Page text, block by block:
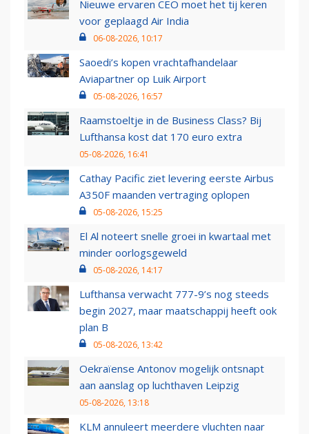
Nieuwe ervaren CEO moet het tij keren
voor geplaagd Air India
06-08-2026, 10:17
Saoedi’s kopen vrachtafhandelaar
Aviapartner op Luik Airport
05-08-2026, 16:57
Raamstoeltje in de Business Class? Bij
Lufthansa kost dat 170 euro extra
05-08-2026, 16:41
Cathay Pacific ziet levering eerste Airbus
A350F maanden vertraging oplopen
05-08-2026, 15:25
El Al noteert snelle groei in kwartaal met
minder oorlogsgeweld
05-08-2026, 14:17
Lufthansa verwacht 777-9’s nog steeds
begin 2027, maar maatschappij heeft ook
plan B
05-08-2026, 13:42
Oekraïense Antonov mogelijk ontsnapt
aan aanslag op luchthaven Leipzig
05-08-2026, 13:18
KLM annuleert meerdere vluchten naar